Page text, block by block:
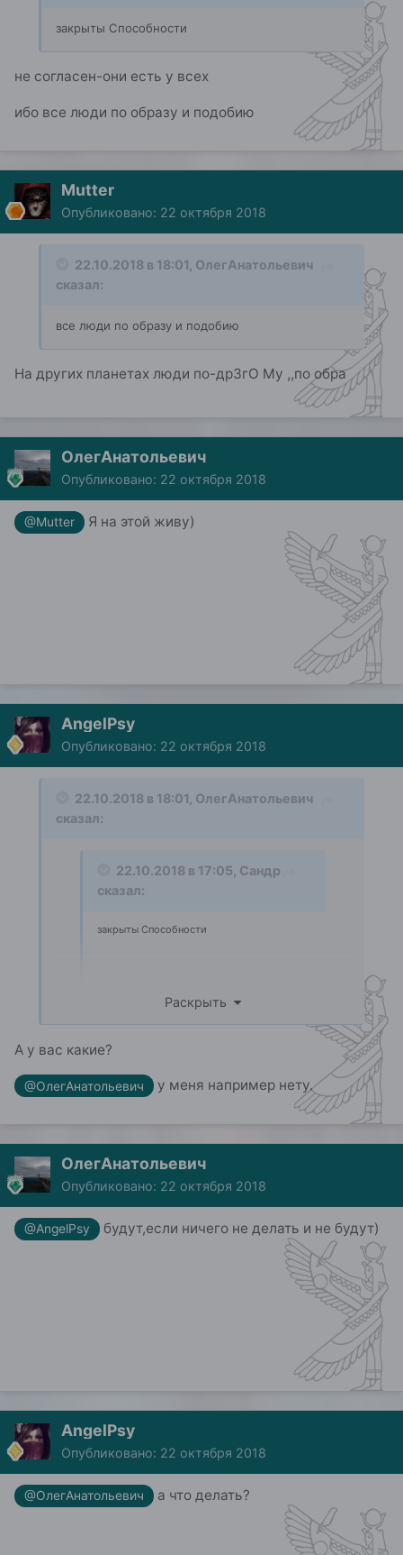
закрыты Способности
не согласен-они есть у всех
ибо все люди по образу и подобию
Mutter
Опубликовано: 22 октября 2018
22.10.2018 в 18:01, ОлегАнатольевич
сказал:
все люди по образу и подобию
На других планетах люди по-др3гО Му ,,по обра
ОлегАнатольевич
Опубликовано: 22 октября 2018
@Mutter Я на этой живу)
AngelPsy
Опубликовано: 22 октября 2018
22.10.2018 в 18:01, ОлегАнатольевич
сказал:
22.10.2018 в 17:05, Сандр
сказал:
закрыты Способности
Показать больше
не согласен-они есть у всех
Раскрыть
А у вас какие?
@ОлегАнатольевич у меня например нету.
ОлегАнатольевич
Опубликовано: 22 октября 2018
@AngelPsy будут,если ничего не делать и не будут)
AngelPsy
Опубликовано: 22 октября 2018
@ОлегАнатольевич а что делать?